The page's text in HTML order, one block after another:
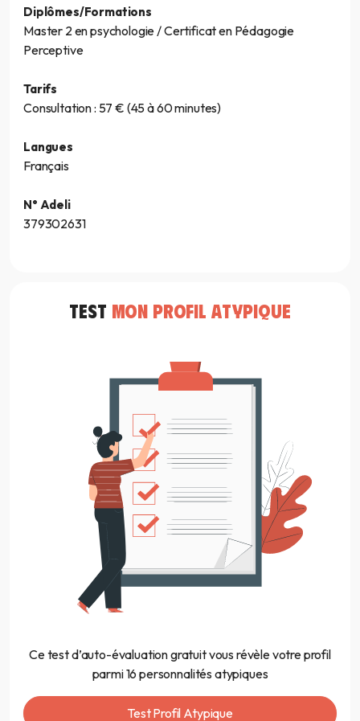
Diplômes/Formations
Master 2 en psychologie / Certificat en Pédagogie
Perceptive
Tarifs
Consultation : 57 € (45 à 60 minutes)
Langues
Français
N° Adeli
379302631
TEST MON PROFIL ATYPIQUE
Ce test d’auto-évaluation gratuit vous révèle votre profil
parmi 16 personnalités atypiques
Test Profil Atypique